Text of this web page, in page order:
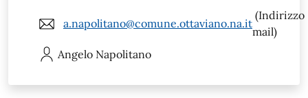
a.napolitano@comune.ottaviano.na.it
(Indirizzo
mail)
Angelo Napolitano